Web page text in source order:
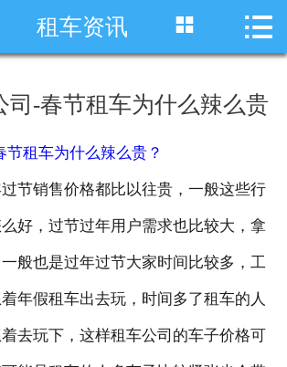
 首页
川藏线租车
服务项目
租车资讯
租车价格
租车资讯  
司-春节租车为什么辣么贵
节租车为什么辣么贵？
节销售价格都比以往贵，一般这些行
好，过节过年用户需求也比较大，拿
般也是过年过节大家时间比较多，工
年假租车出去玩，时间多了租车的人
去玩下，这样租车公司的车子价格可